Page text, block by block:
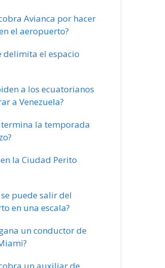
Avianca por hacer
el aeropuerto?
delimita el espacio
a los ecuatorianos
a Venezuela?
termina la temporada
la Ciudad Perito
puede salir del
en una escala?
un conductor de